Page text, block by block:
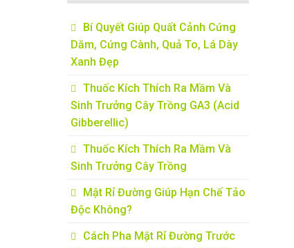
Bí Quyết Giúp Quất Cảnh Cứng
Dăm, Cứng Cành, Quả To, Lá Dày
Xanh Đẹp
Thuốc Kích Thích Ra Mầm Và
Sinh Trưởng Cây Trồng GA3 (Acid
Gibberellic)
Thuốc Kích Thích Ra Mầm Và
Sinh Trưởng Cây Trồng
Mật Rỉ Đường Giúp Hạn Chế Tảo
Độc Không?
Cách Pha Mật Rỉ Đường Trước